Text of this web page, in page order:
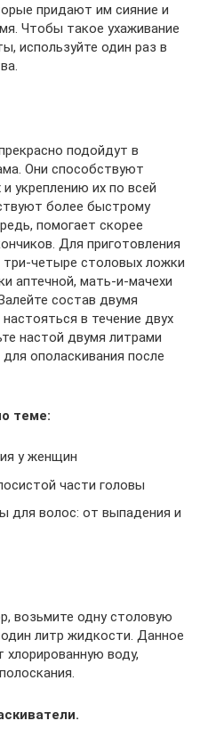
придают им сияние и
Чтобы такое ухаживание
используйте один раз в
подойдут в
Они способствуют
укреплению их по всей
более быстрому
помогает скорее
Для приготовления
четыре столовых ложки
аптечной, мать-и-мачехи
состав двумя
в течение двух
настой двумя литрами
ополаскивания после
теме:
у женщин
части головы
для волос: от выпадения и
возьмите одну столовую
литр жидкости. Данное
хлорированную воду,